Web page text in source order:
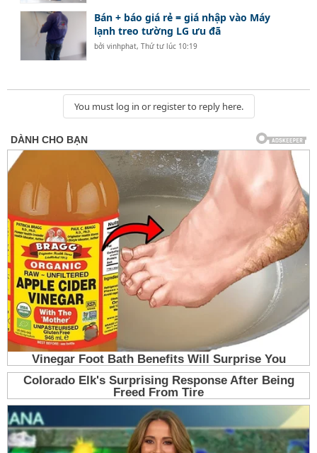
Bán + báo giá rẻ = giá nhập vào Máy
lạnh treo tường LG ưu đã
bởivinhphat,Thứ tư lúc 10:19
You must log in or register to reply here.